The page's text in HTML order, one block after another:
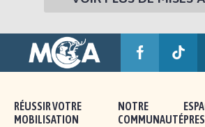
RÉUSSIR VOTRE
MOBILISATION
NOTRE
COMMUNAUTÉ